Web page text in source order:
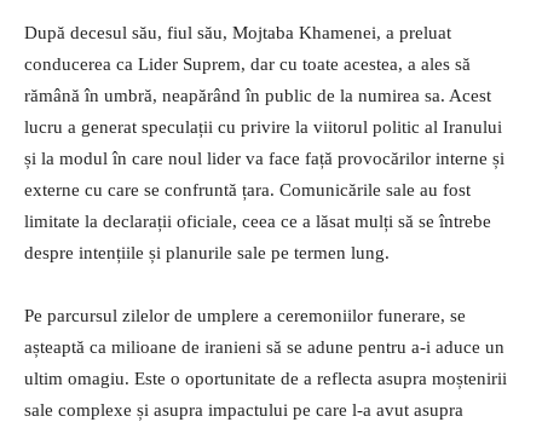
După decesul său, fiul său, Mojtaba Khamenei, a preluat
conducerea ca Lider Suprem, dar cu toate acestea, a ales să
rămână în umbră, neapărând în public de la numirea sa. Acest
lucru a generat speculații cu privire la viitorul politic al Iranului
și la modul în care noul lider va face față provocărilor interne și
externe cu care se confruntă țara. Comunicările sale au fost
limitate la declarații oficiale, ceea ce a lăsat mulți să se întrebe
despre intențiile și planurile sale pe termen lung.
Pe parcursul zilelor de umplere a ceremoniilor funerare, se
așteaptă ca milioane de iranieni să se adune pentru a-i aduce un
ultim omagiu. Este o oportunitate de a reflecta asupra moștenirii
sale complexe și asupra impactului pe care l-a avut asupra